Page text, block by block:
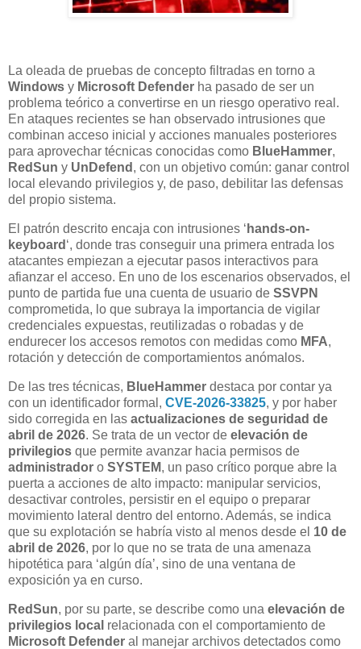
La oleada de pruebas de concepto filtradas en torno a
Windows y Microsoft Defender ha pasado de ser un
problema teórico a convertirse en un riesgo operativo real.
En ataques recientes se han observado intrusiones que
combinan acceso inicial y acciones manuales posteriores
para aprovechar técnicas conocidas como BlueHammer,
RedSun y UnDefend , con un objetivo común: ganar control
local elevando privilegios y, de paso, debilitar las defensas
del propio sistema.
El patrón descrito encaja con intrusiones ‘ hands-on-
keyboard ‘, donde tras conseguir una primera entrada los
atacantes empiezan a ejecutar pasos interactivos para
afianzar el acceso. En uno de los escenarios observados, el
punto de partida fue una cuenta de usuario de SSVPN
comprometida, lo que subraya la importancia de vigilar
credenciales expuestas, reutilizadas o robadas y de
endurecer los accesos remotos con medidas como MFA,
rotación y detección de comportamientos anómalos.
De las tres técnicas, BlueHammer destaca por contar ya
con un identificador formal, CVE-2026-33825, y por haber
sido corregida en las actualizaciones de seguridad de
abril de 2026. Se trata de un vector de elevación de
privilegios que permite avanzar hacia permisos de
administrador o SYSTEM, un paso crítico porque abre la
puerta a acciones de alto impacto: manipular servicios,
desactivar controles, persistir en el equipo o preparar
movimiento lateral dentro del entorno. Además, se indica
que su explotación se habría visto al menos desde el 10 de
abril de 2026, por lo que no se trata de una amenaza
hipotética para ‘algún día’, sino de una ventana de
exposición ya en curso.
RedSun, por su parte, se describe como una elevación de
privilegios local relacionada con el comportamiento de
Microsoft Defender al manejar archivos detectados como